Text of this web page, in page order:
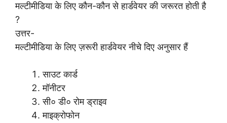
मल्टीमीडिया के लिए कौन-कौन से हार्डवेयर की जरूरत होती है
?
उत्तर-
मल्टीमीडिया के लिए ज़रूरी हार्डवेयर नीचे दिए अनुसार हैं
साउट कार्ड
मॉनीटर
सी० डी० रोम ड्राइव
माइक्रोफोन